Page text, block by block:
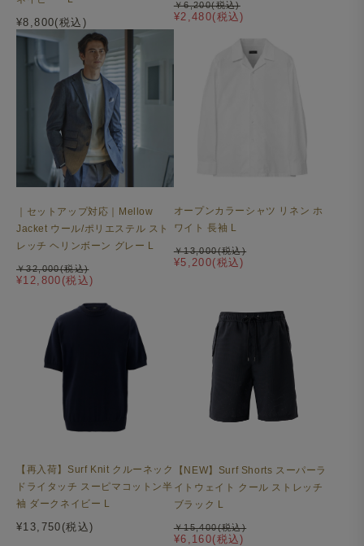
¥8,800(税込) ¥2,480(税込)
￥6,200(税込)
｜セットアップ対応｜Mellow
Jacket ウール/ポリエステル スト
レッチ ヘリンボーン グレー L
¥12,800(税込)
￥32,000(税込)
オープンカラーシャツ リネン ホ
ワイト 長袖 L
¥5,200(税込)
￥13,000(税込)
【再入荷】Surf Knit クルーネック
ドライタッチ スーピマコットン半
袖 ダークネイビー L
¥13,750(税込)
【NEW】Surf Shorts スーパーラ
イトウェイト クール ストレッチ
ブラック L
¥6,160(税込)
￥15,400(税込)